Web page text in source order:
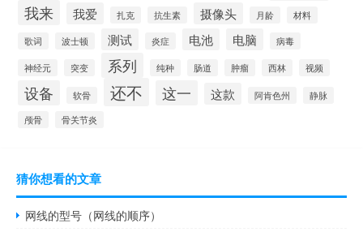
我来 我爱 扎克 抗生素 摄像头 月龄 材料
歌词 波士顿 测试 炎症 电池 电脑 病毒
神经元 突变 系列 纯种 肠道 肿瘤 西林 视频
设备 软骨 还不 这一 这款 阿肯色州
静脉
颅骨
骨关节炎
猜你想看的文章
网线的型号（网线的顺序）